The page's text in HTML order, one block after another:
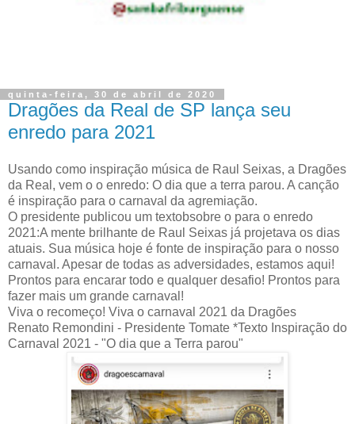
quinta-feira, 30 de abril de 2020
Dragões da Real de SP lança seu
enredo para 2021
Usando como inspiração música de Raul Seixas, a Dragões
da Real, vem o o enredo: O dia que a terra parou. A canção
é inspiração para o carnaval da agremiação.
O presidente publicou um textobsobre o para o enredo
2021:A mente brilhante de Raul Seixas já projetava os dias
atuais. Sua música hoje é fonte de inspiração para o nosso
carnaval. Apesar de todas as adversidades, estamos aqui!
Prontos para encarar todo e qualquer desafio! Prontos para
fazer mais um grande carnaval!
Viva o recomeço! Viva o carnaval 2021 da Dragões
Renato Remondini - Presidente Tomate *Texto Inspiração do
Carnaval 2021 - "O dia que a Terra parou"